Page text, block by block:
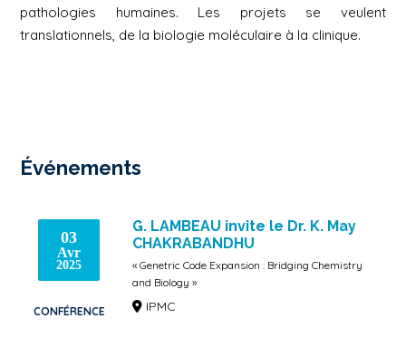
pathologies humaines. Les projets se veulent
translationnels, de la biologie moléculaire à la clinique.
Événements
03
Avr
2025
CONFÉRENCE
G. LAMBEAU invite le Dr. K. May
CHAKRABANDHU
« Genetric Code Expansion : Bridging Chemistry
and Biology »
IPMC